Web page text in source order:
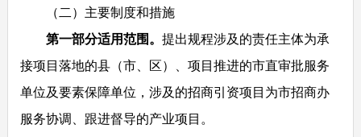
（二）主要制度和措施
第一部分适用范围 。 提出规程涉及的责任主体为承
接项目落地的县（市、区）、项目推进的市直审批服务
单位及要素保障单位，涉及的招商引资项目为市招商办
服务协调、跟进督导的产业项目。